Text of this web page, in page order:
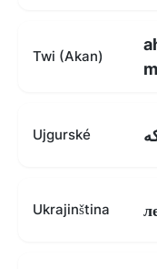
Twi (Akan)
Ujgurské
Ukrajinština